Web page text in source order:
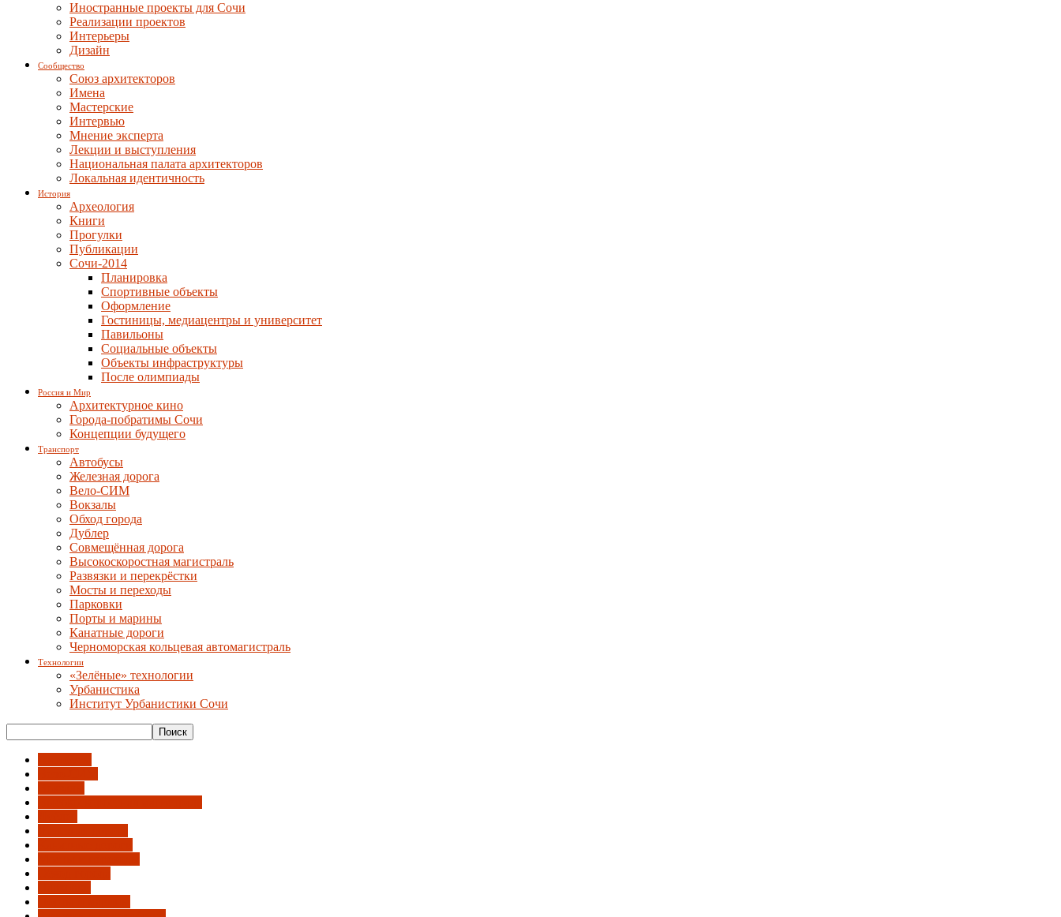
Иностранные проекты для Сочи
Реализации проектов
Интерьеры
Дизайн
Сообщество
Союз архитекторов
Имена
Мастерские
Интервью
Мнение эксперта
Лекции и выступления
Национальная палата архитекторов
Локальная идентичность
История
Археология
Книги
Прогулки
Публикации
Сочи-2014
Планировка
Спортивные объекты
Оформление
Гостиницы, медиацентры и университет
Павильоны
Социальные объекты
Объекты инфраструктуры
После олимпиады
Россия и Мир
Архитектурное кино
Города-побратимы Сочи
Концепции будущего
Транспорт
Автобусы
Железная дорога
Вело-СИМ
Вокзалы
Обход города
Дублер
Совмещённая дорога
Высокоскоростная магистраль
Развязки и перекрёстки
Мосты и переходы
Парковки
Порты и марины
Канатные дороги
Черноморская кольцевая автомагистраль
Технологии
«Зелёные» технологии
Урбанистика
Институт Урбанистики Сочи